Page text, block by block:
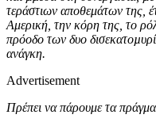
τεράστιων αποθεμάτων της,
Αμερική, την κόρη της, το
πρόοδο των δυο
ανάγκη.
Advertisement
Πρέπει να πάρουμε τα